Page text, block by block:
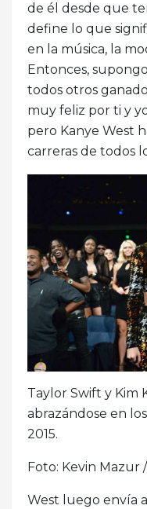
de él desde que
define lo que
en la música, la
Entonces,
todos otros
muy feliz por ti y
pero Kanye West
carreras de todos
Taylor Swift y Kim
abrazándose en
2015.
Foto: Kevin Mazur
West luego envía